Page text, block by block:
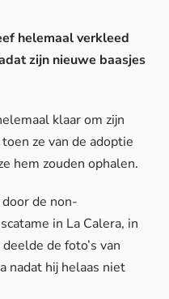
helemaal verkleed
zijn nieuwe baasjes
klaar om zijn
ze van de adoptie
hem zouden ophalen.
de non-
in La Calera, in
de foto’s van
nadat hij helaas niet